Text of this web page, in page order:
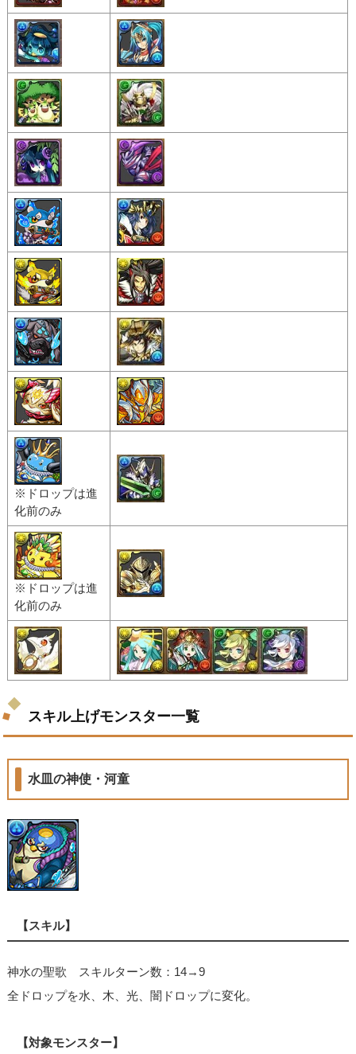
※ドロップは進
化前のみ
※ドロップは進
化前のみ
スキル上げモンスター一覧
水皿の神使・河童
【スキル】
神水の聖歌 スキルターン数：14→9
全ドロップを水、木、光、闇ドロップに変化。
【対象モンスター】